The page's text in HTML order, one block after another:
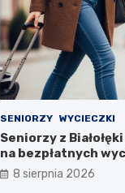
SENIORZY WYCIECZKI
Seniorzy z
na bezpłatnych
8 sierpnia 2026